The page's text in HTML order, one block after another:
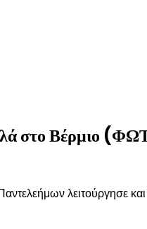
στο Βέρμιο
λειτούργησε